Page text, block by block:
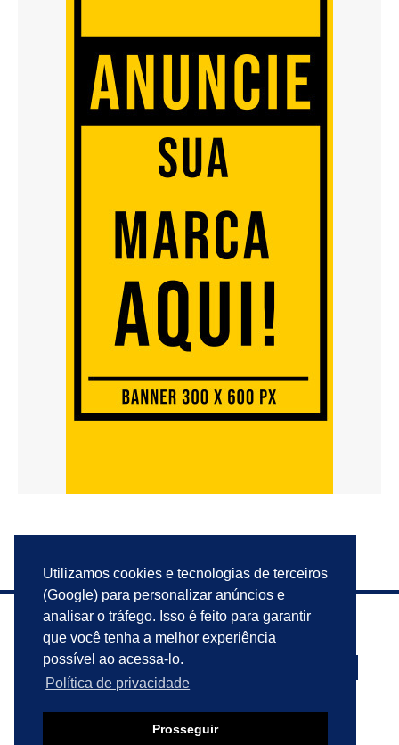
Utilizamos cookies e tecnologias de terceiros
(Google) para personalizar anúncios e
analisar o tráfego. Isso é feito para garantir
que você tenha a melhor experiência
possível ao acessa-lo.
Política de privacidade
Prosseguir
PRIVACIDADE ANUNCIE